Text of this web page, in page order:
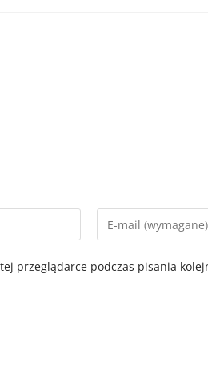
przeglądarce podczas pisania